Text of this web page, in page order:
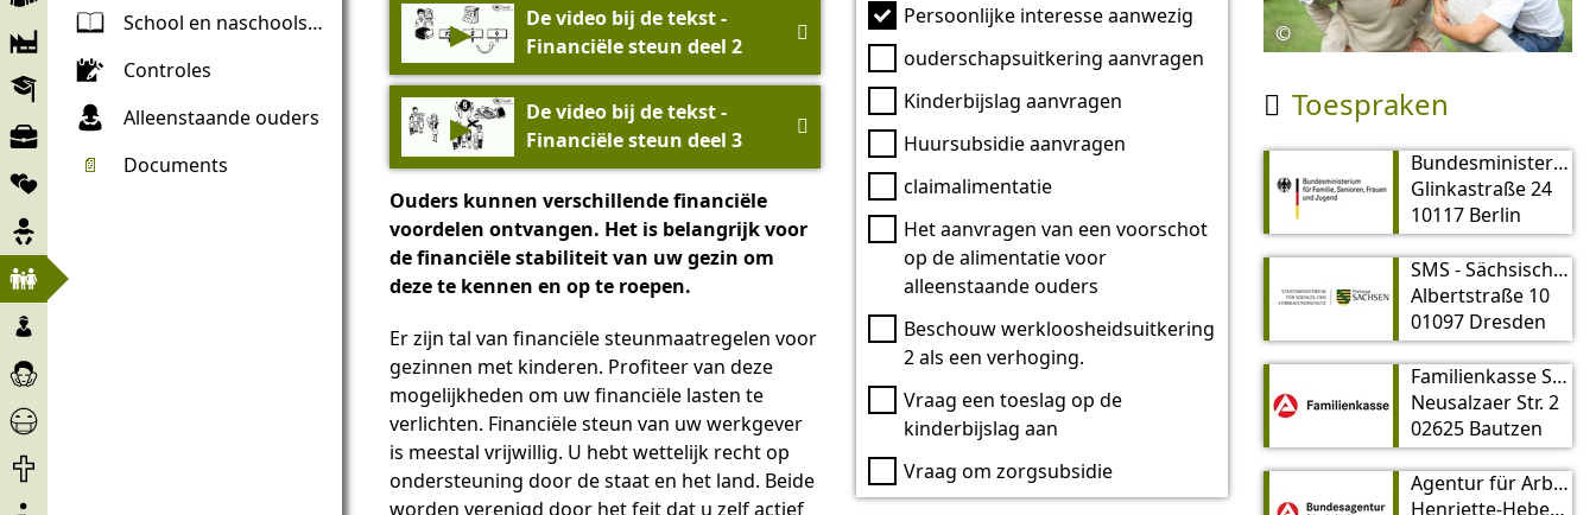
Bedrijf
en
Educatie
Arbeidsmarkt
Samenwerkingsverbanden
Belang
Kind
en
familie
School en naschoolse opvang
Controles
Alleenstaande ouders
📄
Documents
Kinderen
Minderjarigen
Zorg
en
bijstand
Corona
Help
Levenseinde
Over
▶
De video bij de tekst -
Financiële steun deel 2

▶
De video bij de tekst -
Financiële steun deel 3

Ouders kunnen verschillende financiële
voordelen ontvangen. Het is belangrijk voor
de financiële stabiliteit van uw gezin om
deze te kennen en op te roepen.
Er zijn tal van financiële steunmaatregelen voor
gezinnen met kinderen. Profiteer van deze
mogelijkheden om uw financiële lasten te
verlichten. Financiële steun van uw werkgever
is meestal vrijwillig. U hebt wettelijk recht op
ondersteuning door de staat en het land. Beide
worden verenigd door het feit dat u zelf actief
Persoonlijke interesse aanwezig
ouderschapsuitkering aanvragen
Kinderbijslag aanvragen
Huursubsidie aanvragen
claimalimentatie
Het aanvragen van een voorschot
op de alimentatie voor
alleenstaande ouders
Beschouw werkloosheidsuitkering
2 als een verhoging.
Vraag een toeslag op de
kinderbijslag aan
Vraag om zorgsubsidie
©
 Toespraken
Bundesministerium für Familie, Senioren, Frauen und Jugend (BMFSFJ)
Glinkastraße 24
10117 Berlin
SMS - Sächsisches Ministerium für Soziales und Verbraucherschutz
Albertstraße 10
01097 Dresden
Familienkasse Sachsen
Neusalzaer Str. 2
02625 Bautzen
Agentur für Arbeit Dresden
Henriette-Heber-Str. 6